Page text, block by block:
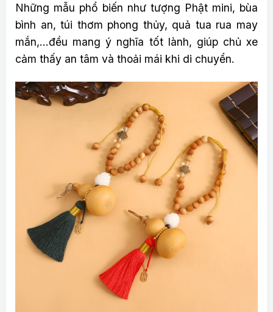
Những mẫu phổ biến như tượng Phật mini, bùa
bình an, túi thơm phong thủy, quả tua rua may
mắn,…đều mang ý nghĩa tốt lành, giúp chủ xe
cảm thấy an tâm và thoải mái khi di chuyển.